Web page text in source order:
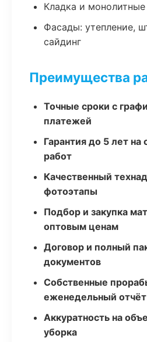
Кладка и
Фасады: утепление,
сайдинг
Преимущества
Точные сроки с
платежей
Гарантия до 5 лет
работ
Качественный
фотоэтапы
Подбор и закупка
оптовым ценам
Договор и полный
документов
Собственные
еженедельный отчёт
Аккуратность на
уборка